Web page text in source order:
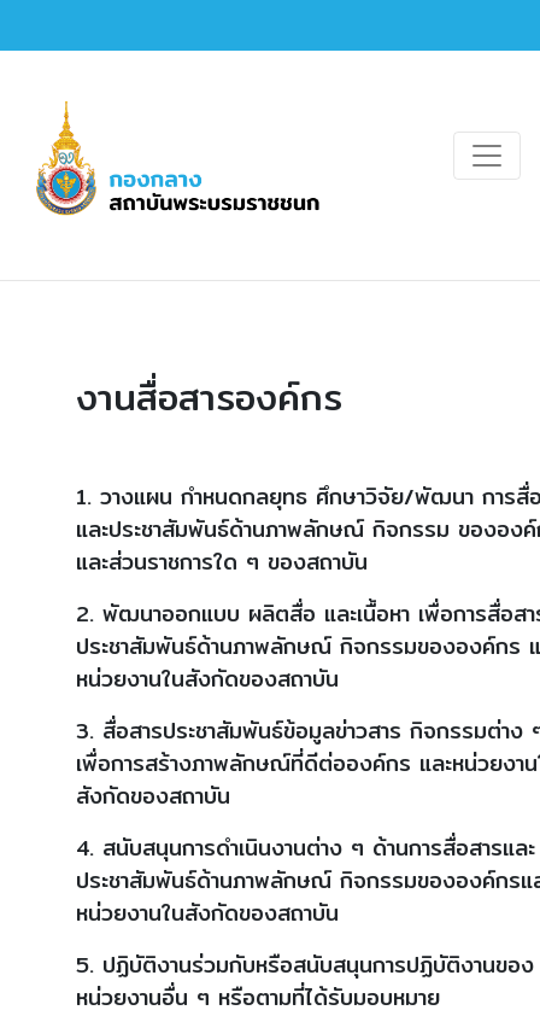
งานสื่อสารองค์กร
1. วางแผน กำหนดกลยุทธ ศึกษาวิจัย/พัฒนา การสื่
และประชาสัมพันธ์ด้านภาพลักษณ์ กิจกรรม ขององ
และส่วนราชการใด ๆ ของสถาบัน
2. พัฒนาออกแบบ ผลิตสื่อ และเนื้อหา เพื่อการสื่อสา
ประชาสัมพันธ์ด้านภาพลักษณ์ กิจกรรมขององค์กร
หน่วยงานในสังกัดของสถาบัน
3. สื่อสารประชาสัมพันธ์ข้อมูลข่าวสาร กิจกรรมต่าง
เพื่อการสร้างภาพลักษณ์ที่ดีต่อองค์กร และหน่วยงา
สังกัดของสถาบัน
4. สนับสนุนการดำเนินงานต่าง ๆ ด้านการสื่อสารและ
ประชาสัมพันธ์ด้านภาพลักษณ์ กิจกรรมขององค์กรแ
หน่วยงานในสังกัดของสถาบัน
5. ปฏิบัติงานร่วมกับหรือสนับสนุนการปฏิบัติงานของ
หน่วยงานอื่น ๆ หรือตามที่ได้รับมอบหมาย